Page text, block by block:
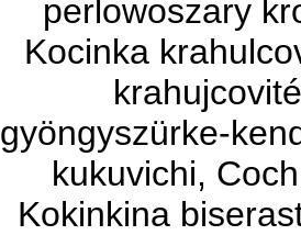
perlowoszary
Kocinka
gyöngyszürke-
kukuvichi,
Kokinkina